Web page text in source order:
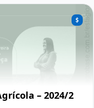
– 2024/2